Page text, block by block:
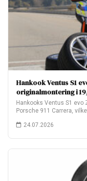
Hankook Ventus S1
originalmontering i
Hankooks Ventus S1
Porsche 911 Carrera,
24.07.2026